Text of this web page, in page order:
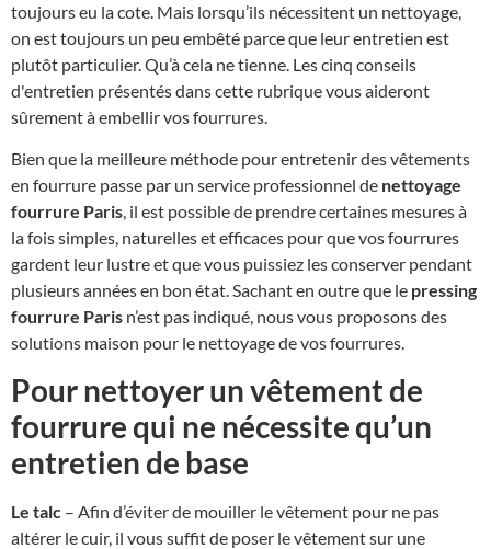
toujours eu la cote. Mais lorsqu’ils nécessitent un nettoyage,
on est toujours un peu embêté parce que leur entretien est
plutôt particulier. Qu’à cela ne tienne. Les cinq conseils
d'entretien présentés dans cette rubrique vous aideront
sûrement à embellir vos fourrures.
Bien que la meilleure méthode pour entretenir des vêtements
en fourrure passe par un service professionnel de nettoyage
fourrure Paris, il est possible de prendre certaines mesures à
la fois simples, naturelles et efficaces pour que vos fourrures
gardent leur lustre et que vous puissiez les conserver pendant
plusieurs années en bon état. Sachant en outre que le pressing
fourrure Paris n’est pas indiqué, nous vous proposons des
solutions maison pour le nettoyage de vos fourrures.
Pour nettoyer un vêtement de
fourrure qui ne nécessite qu’un
entretien de base
Le talc – Afin d’éviter de mouiller le vêtement pour ne pas
altérer le cuir, il vous suffit de poser le vêtement sur une